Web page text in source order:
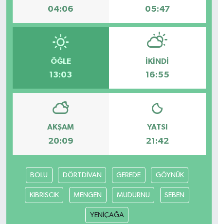
04:06 05:47
ÖĞLE
13:03
İKINDI
16:55
AKŞAM
20:09
YATSI
21:42
BOLU DÖRTDİVAN GEREDE GÖYNÜK
KIBRISCIK MENGEN MUDURNU SEBEN
YENİÇAĞA